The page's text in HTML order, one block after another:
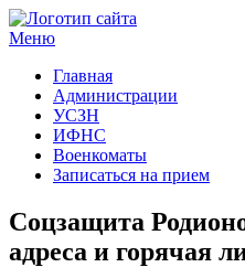
Меню
Главная
Администрации
УСЗН
ИФНС
Военкоматы
Записаться на прием
Соцзащита
адреса и горячая